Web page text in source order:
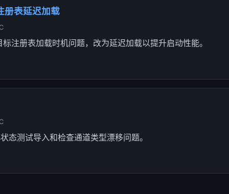
册表延迟加载
注册表加载时机问题，改为延迟加载以提升启动性能。
态测试导入和检查通道类型漂移问题。